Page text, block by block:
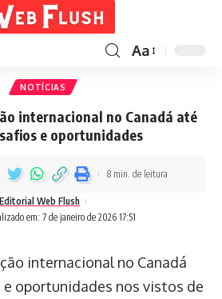
Aa
NOTÍCIAS
internacional no Canadá até
e oportunidades
em: 7 de janeiro de 2026 17:51
Editorial Web Flush
8 min. de leitura
internacional no Canadá
e oportunidades nos vistos de